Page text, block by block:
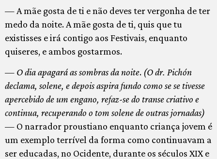
— A mãe gosta de ti e não deves ter vergonha de ter
medo da noite. A mãe gosta de ti, quis que tu
existisses e irá contigo aos Festivais, enquanto
quiseres, e ambos gostarmos.
— O dia apagará as sombras da noite. (O dr. Pichón
declama, solene, e depois aspira fundo como se se tivesse
apercebido de um engano, refaz-se do transe criativo e
continua, recuperando o tom solene de outras jornadas)
— O narrador proustiano enquanto criança jovem é
um exemplo terrível da forma como continuavam a
ser educadas, no Ocidente, durante os séculos XIX e